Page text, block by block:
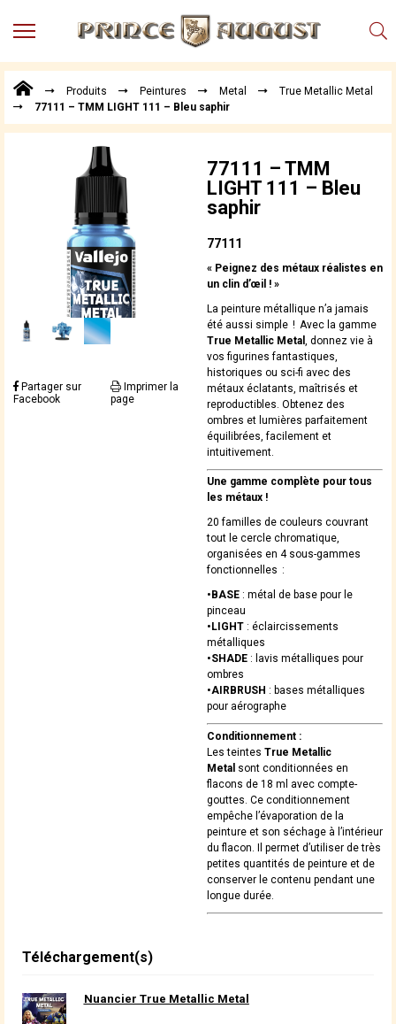
MENU
Points
de
Vente
Actualités
Téléchargements
Techniques,
trucs et
astuces
Vidéos
Produits Peintures Metal
True Metallic Metal
77111 – TMM LIGHT 111 – Bleu saphir
Partager sur
Facebook
Imprimer la
page
77111 – TMM
LIGHT 111 – Bleu
saphir
77111
« Peignez des métaux réalistes en
un clin d’œil ! »
La peinture métallique n’a jamais
été aussi simple ! Avec la gamme
True Metallic Metal , donnez vie à
vos figurines fantastiques,
historiques ou sci-fi avec des
métaux éclatants, maîtrisés et
reproductibles. Obtenez des
ombres et lumières parfaitement
équilibrées, facilement et
intuitivement.
Une gamme complète pour tous
les métaux !
20 familles de couleurs couvrant
tout le cercle chromatique,
organisées en 4 sous-gammes
fonctionnelles :
•BASE : métal de base pour le
pinceau
•LIGHT : éclaircissements
métalliques
•SHADE : lavis métalliques pour
ombres
•AIRBRUSH : bases métalliques
pour aérographe
Conditionnement :
Les teintes True Metallic
Metal sont conditionnées en
flacons de 18 ml avec compte-
gouttes. Ce conditionnement
empêche l’évaporation de la
peinture et son séchage à l’intérieur
du flacon. Il permet d’utiliser de très
petites quantités de peinture et de
conserver le contenu pendant une
longue durée.
Téléchargement(s)
Nuancier True Metallic Metal